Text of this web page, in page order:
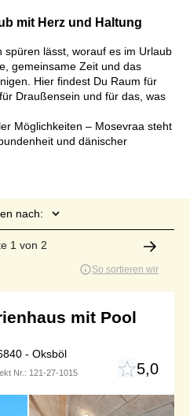
mit Herz und Haltung
spüren lässt, worauf es im Urlaub
gemeinsame Zeit und das
Hier findest Du Raum für
Draußensein und für das, was
Möglichkeiten – Mosevraa steht
und dänischer
nach:
1 von 2
So sortieren wir
mit Pool
- Oksböl
Nr.: 121-27-1015 5,0